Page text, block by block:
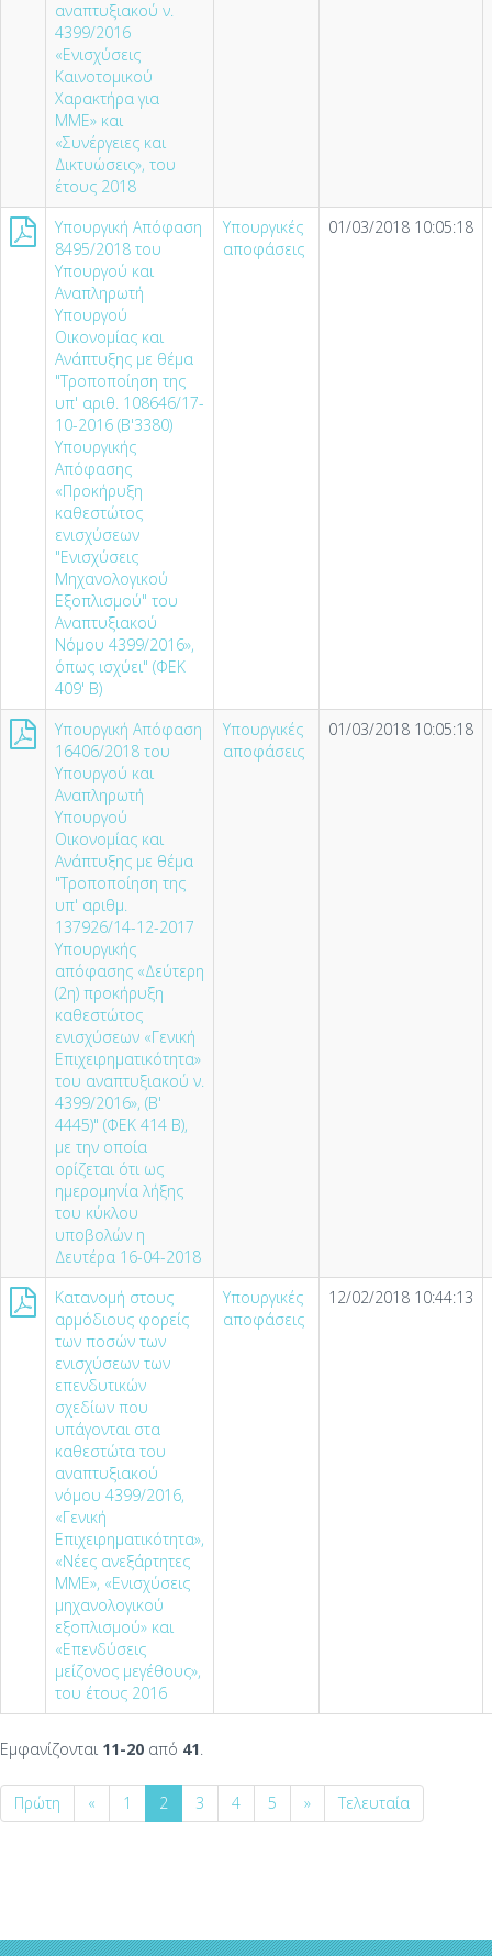
αναπτυξιακού ν.
4399/2016
«Ενισχύσεις
Καινοτομικού
Χαρακτήρα για
MME» και
«Συνέργειες και
Δικτυώσεις», του
έτους 2018
Υπουργική Απόφαση
8495/2018 του
Υπουργού και
Αναπληρωτή
Υπουργού
Οικονομίας και
Ανάπτυξης με θέμα
"Τροποποίηση της
υπ' αριθ. 108646/17-
10-2016 (Β'3380)
Υπουργικής
Απόφασης
«Προκήρυξη
καθεστώτος
ενισχύσεων
"Ενισχύσεις
Μηχανολογικού
Εξοπλισμού" του
Αναπτυξιακού
Νόμου 4399/2016»,
όπως ισχύει" (ΦΕΚ
409' Β)
Υπουργικές
αποφάσεις
01/03/2018 10:05:18
Υπουργική Απόφαση
16406/2018 του
Υπουργού και
Αναπληρωτή
Υπουργού
Οικονομίας και
Ανάπτυξης με θέμα
"Τροποποίηση της
υπ' αριθμ.
137926/14-12-2017
Υπουργικής
απόφασης «Δεύτερη
(2η) προκήρυξη
καθεστώτος
ενισχύσεων «Γενική
Επιχειρηματικότητα»
του αναπτυξιακού ν.
4399/2016», (Β'
4445)" (ΦΕΚ 414 Β),
με την οποία
ορίζεται ότι ως
ημερομηνία λήξης
του κύκλου
υποβολών η
Δευτέρα 16-04-2018
Υπουργικές
αποφάσεις
01/03/2018 10:05:18
Κατανομή στους
αρμόδιους φορείς
των ποσών των
ενισχύσεων των
επενδυτικών
σχεδίων που
υπάγονται στα
καθεστώτα του
αναπτυξιακού
νόμου 4399/2016,
«Γενική
Επιχειρηματικότητα»,
«Νέες ανεξάρτητες
ΜΜΕ», «Ενισχύσεις
μηχανολογικού
εξοπλισμού» και
«Επενδύσεις
μείζονος μεγέθους»,
του έτους 2016
Υπουργικές
αποφάσεις
12/02/2018 10:44:13
Εμφανίζονται 11-20 από 41.
Πρώτη « 1 2 3 4 5 » Τελευταία